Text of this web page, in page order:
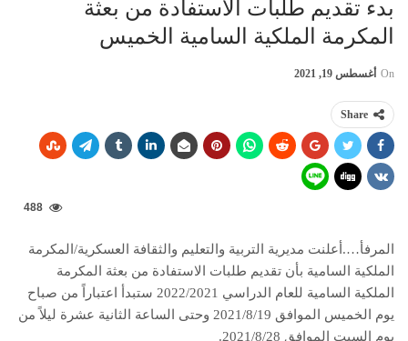
بدء تقديم طلبات الاستفادة من بعثة
المكرمة الملكية السامية الخميس
On أغسطس 19, 2021
Share
488
المرفأ….أعلنت مديرية التربية والتعليم والثقافة العسكرية/المكرمة
الملكية السامية بأن تقديم طلبات الاستفادة من بعثة المكرمة
الملكية السامية للعام الدراسي 2022/2021 ستبدأ اعتباراً من صباح
يوم الخميس الموافق 2021/8/19 وحتى الساعة الثانية عشرة ليلاً من
يوم السبت الموافق 2021/8/28.